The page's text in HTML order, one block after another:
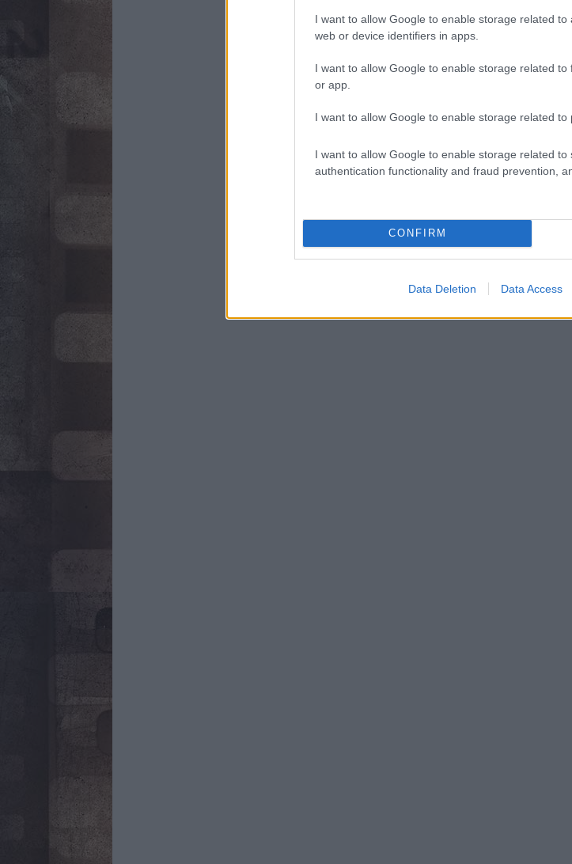
I want to allow Google to enable storage related to
web or device identifiers in apps.
I want to allow Google to enable storage related to
or app.
I want to allow Google to enable storage related to
I want to allow Google to enable storage related to
authentication functionality and fraud prevention,
CONFIRM
Data Deletion Data Access